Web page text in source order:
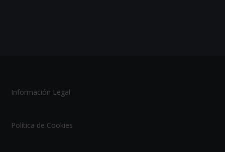
Información Legal
Política de Cookies